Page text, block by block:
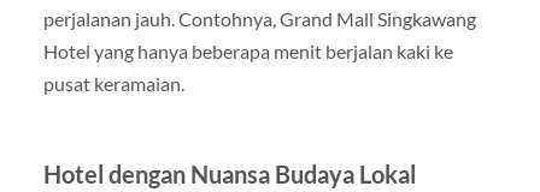
perjalanan jauh. Contohnya, Grand Mall Singkawang
Hotel yang hanya beberapa menit berjalan kaki ke
pusat keramaian.
Hotel dengan Nuansa Budaya Lokal